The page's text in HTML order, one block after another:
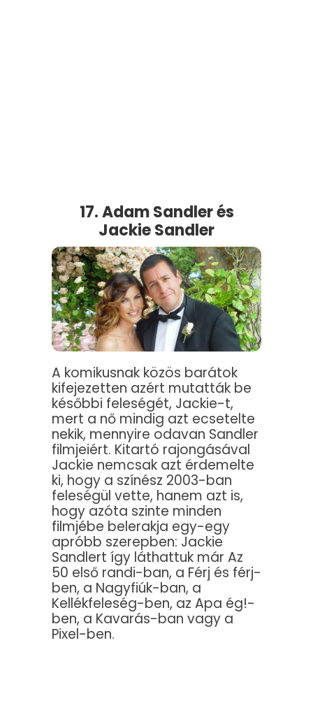
17. Adam Sandler és
Jackie Sandler
A komikusnak közös barátok
kifejezetten azért mutatták be
későbbi feleségét, Jackie-t,
mert a nő mindig azt ecsetelte
nekik, mennyire odavan Sandler
filmjeiért. Kitartó rajongásával
Jackie nemcsak azt érdemelte
ki, hogy a színész 2003-ban
feleségül vette, hanem azt is,
hogy azóta szinte minden
filmjébe belerakja egy-egy
apróbb szerepben: Jackie
Sandlert így láthattuk már Az
50 első randi-ban, a Férj és férj-
ben, a Nagyfiúk-ban, a
Kellékfeleség-ben, az Apa ég!-
ben, a Kavarás-ban vagy a
Pixel-ben.